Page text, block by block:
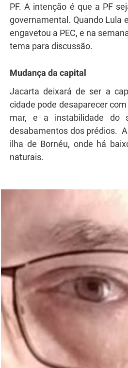
PF. A intenção é que a PF
governamental. Quando Lula
engavetou a PEC, e na
tema para discussão.
Mudança da capital
Jacarta deixará de ser a
cidade pode desaparecer
mar, e a instabilidade do
desabamentos dos prédios.
ilha de Bornéu, onde há
naturais.